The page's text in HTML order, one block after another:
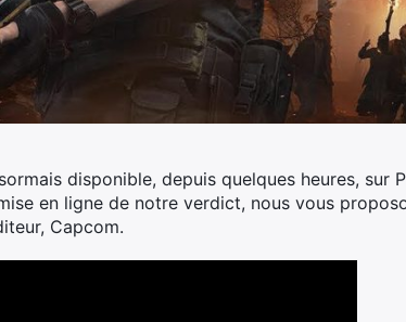
disponible, depuis quelques heures, sur
en ligne de notre verdict, nous vous
Capcom.